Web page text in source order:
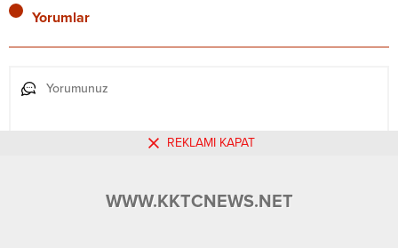
Yorumlar
REKLAMI KAPAT
WWW.KKTCNEWS.NET